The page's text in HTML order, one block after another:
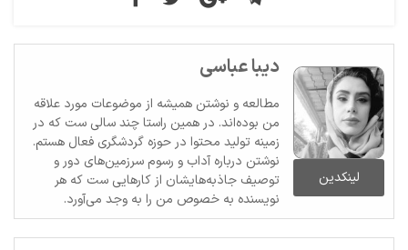
لینکدین
دیبا عباسی
مطالعه و نوشتن همیشه از موضوعات مورد علاقه
من بوده‌اند. در همین راستا چند سالی ست که در
زمینه تولید محتوا در حوزه گردشگری فعال هستم.
نوشتن درباره آداب و رسوم سرزمین‌های دور و
توصیف جاذبه‌هایشان از کارهایی ست که هر
نویسنده به خصوص من را به وجد می‌آورد.